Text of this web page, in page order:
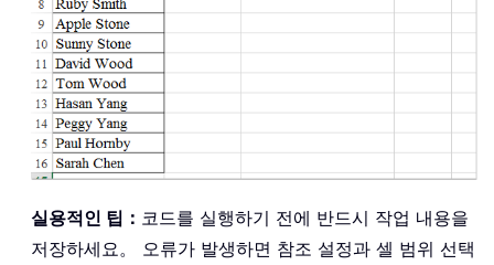
실용적인 팁： 코드를 실행하기 전에 반드시 작업 내용을
저장하세요。 오류가 발생하면 참조 설정과 셀 범위 선택